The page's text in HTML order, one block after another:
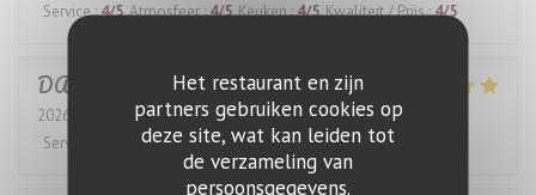
Het restaurant en zijn
partners gebruiken cookies op
deze site, wat kan leiden tot
de verzameling van
persoonsgegevens.
Service:4/5 Atmosfeer:4/5 Keuken:4/5 Kwaliteit / Prijs:4/5
DANIEL
2026-07-28
- 12:30 - Gasten 4
Service
Atmosfeer:5/5 Keuken: 5 /5 Kwaliteit / Prijs